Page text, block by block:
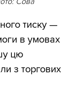
тиску —
в умовах
цю
з торгових